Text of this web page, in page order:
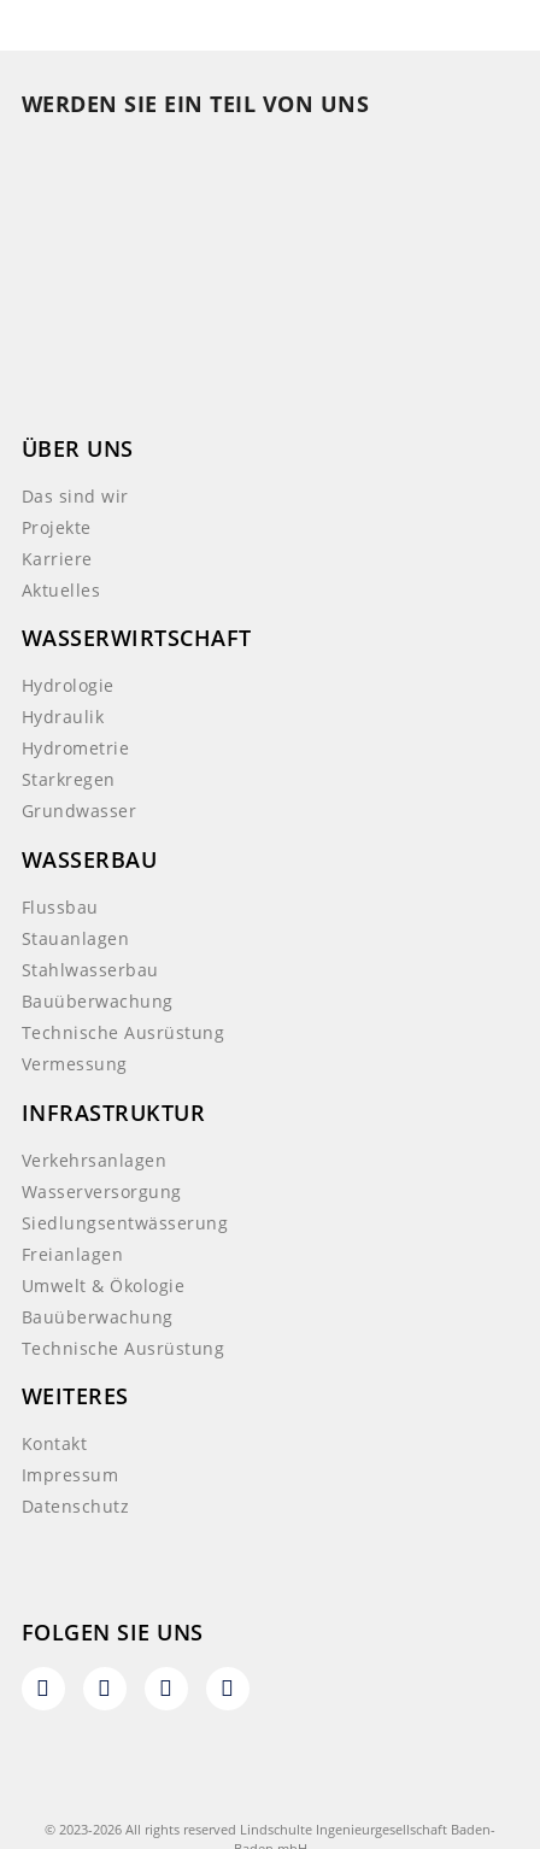
WERDEN SIE EIN TEIL VON UNS
ÜBER UNS
Das sind wir
Projekte
Karriere
Aktuelles
WASSERWIRTSCHAFT
Hydrologie
Hydraulik
Hydrometrie
Starkregen
Grundwasser
WASSERBAU
Flussbau
Stauanlagen
Stahlwasserbau
Bauüberwachung
Technische Ausrüstung
Vermessung
INFRASTRUKTUR
Verkehrsanlagen
Wasserversorgung
Siedlungsentwässerung
Freianlagen
Umwelt & Ökologie
Bauüberwachung
Technische Ausrüstung
WEITERES
Kontakt
Impressum
Datenschutz
FOLGEN SIE UNS
© 2023-2026 All rights reserved Lindschulte Ingenieurgesellschaft Baden-